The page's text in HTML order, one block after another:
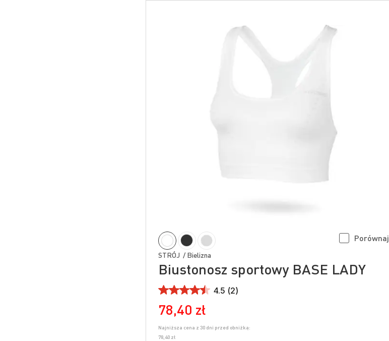
STRÓJ / Bielizna
Biustonosz sportowy BASE LADY
4.5 (2)
Porównaj
78,40 zł
Najniższa cena z 30 dni przed obniżką:
78,40 zł